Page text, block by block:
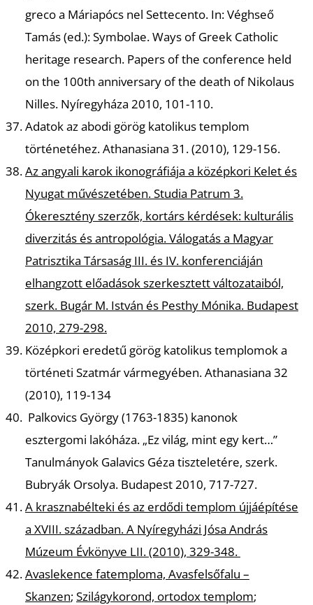
greco a Máriapócs nel Settecento. In: Véghseő
Tamás (ed.): Symbolae. Ways of Greek Catholic
heritage research. Papers of the conference held
on the 100th anniversary of the death of Nikolaus
Nilles. Nyíregyháza 2010, 101-110.
Adatok az abodi görög katolikus templom
történetéhez.Athanasiana 31. (2010), 129-156.
Az angyali karok ikonográfiája a középkori Kelet és
Nyugat művészetében.Studia Patrum 3.
Ókeresztény szerzők, kortárs kérdések: kulturális
diverzitás és antropológia. Válogatás a Magyar
Patrisztika Társaság III. és IV. konferenciáján
elhangzott előadások szerkesztett változataiból,
szerk. Bugár M. István és Pesthy Mónika. Budapest
2010, 279-298.
Középkori eredetű görög katolikus templomok a
történeti Szatmár vármegyében.Athanasiana 32
(2010), 119-134
Palkovics György (1763-1835) kanonok
esztergomi lakóháza. „Ez világ, mint egy kert…”
Tanulmányok Galavics Géza tiszteletére, szerk.
Bubryák Orsolya. Budapest 2010, 717-727.
A krasznabélteki és az erdődi templom újjáépítése
a XVIII. században.A Nyíregyházi Jósa András
Múzeum Évkönyve LII. (2010), 329-348.
Avaslekence fatemploma, Avasfelsőfalu –
Skanzen;Szilágykorond, ortodox templom;